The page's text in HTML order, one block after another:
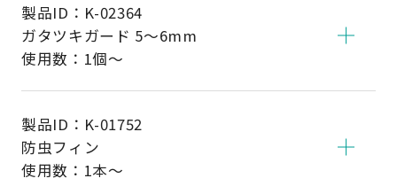
製品ID： K-02364
ガタツキガード 5～6mm
使用数：1個～
製品ID： K-01752
防虫フィン
使用数：1本～